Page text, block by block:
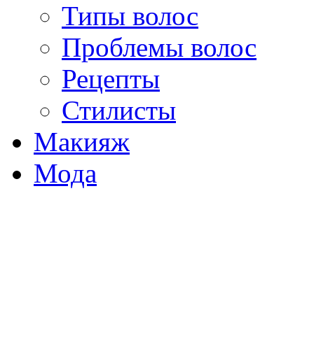
Типы волос
Проблемы волос
Рецепты
Стилисты
Макияж
Мода